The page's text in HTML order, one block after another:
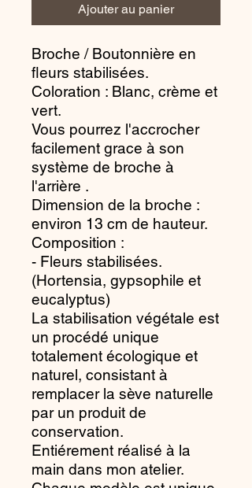
Ajouter au panier
Broche / Boutonnière en
fleurs stabilisées.
Coloration : Blanc, crème et
vert.
Vous pourrez l'accrocher
facilement grace à son
système de broche à
l'arrière .
Dimension de la broche :
environ 13 cm de hauteur.
Composition :
- Fleurs stabilisées.
(Hortensia, gypsophile et
eucalyptus)
La stabilisation végétale est
un procédé unique
totalement écologique et
naturel, consistant à
remplacer la sève naturelle
par un produit de
conservation.
Entiérement réalisé à la
main dans mon atelier.